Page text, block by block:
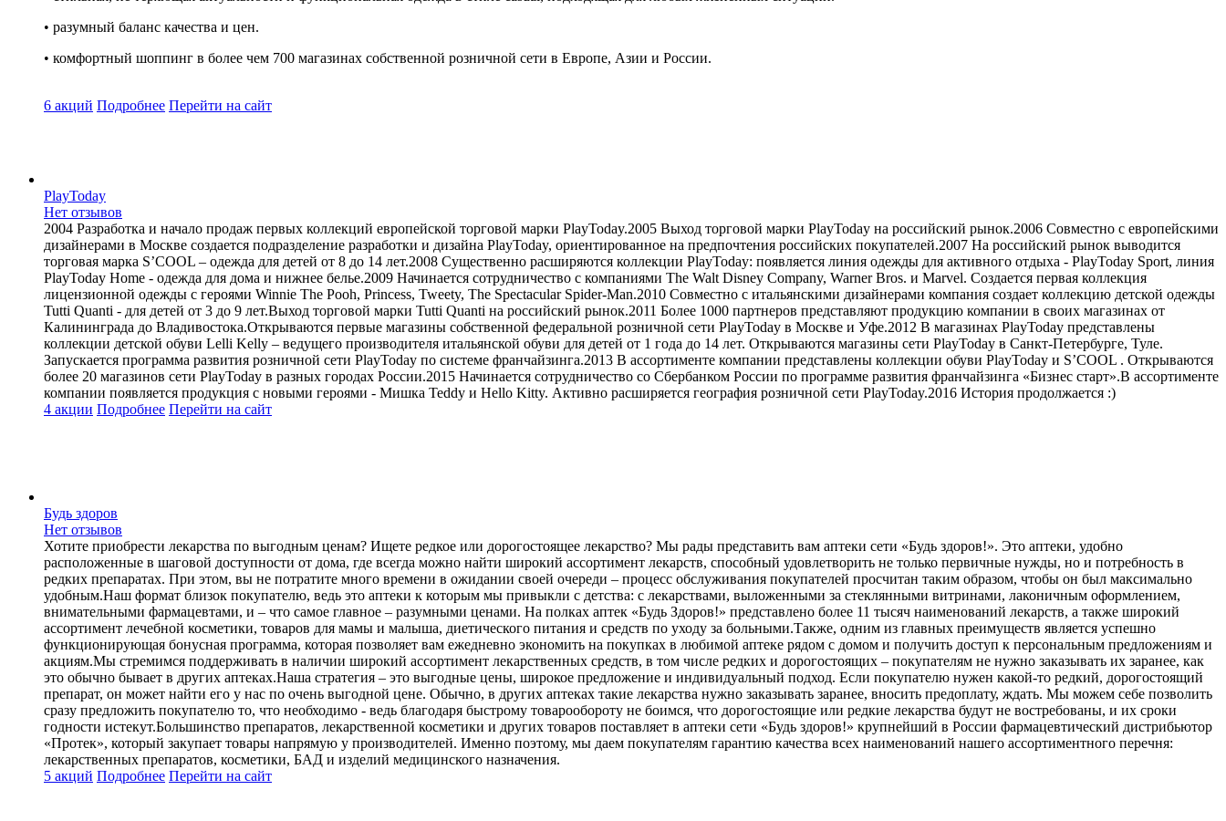
• разумный баланс качества и цен.
• комфортный шоппинг в более чем 700 магазинах собственной розничной сети в Европе, Азии и России.
6 акций Подробнее Перейти на сайт
PlayToday
Нет отзывов
2004 Разработка и начало продаж первых коллекций европейской торговой марки PlayToday.2005 Выход торговой марки PlayToday на российский рынок.2006 Совместно с европейскими
дизайнерами в Москве cоздается подразделение разработки и дизайна PlayToday, ориентированное на предпочтения российских покупателей.2007 На российский рынок выводится
торговая марка S’COOL – одежда для детей от 8 до 14 лет.2008 Существенно расширяются коллекции PlayToday: появляется линия одежды для активного отдыха - PlayToday Sport, линия
PlayToday Home - одежда для дома и нижнее белье.2009 Начинается сотрудничество с компаниями The Walt Disney Company, Warner Bros. и Marvel. Создается первая коллекция
лицензионной одежды с героями Winnie The Pooh, Princess, Tweety, The Spectacular Spider-Man.2010 Совместно с итальянскими дизайнерами компания создает коллекцию детской одежды
Tutti Quanti - для детей от 3 до 9 лет.Выход торговой марки Tutti Quanti на российский рынок.2011 Более 1000 партнеров представляют продукцию компании в своих магазинах от
Калининграда до Владивостока.Открываются первые магазины собственной федеральной розничной сети PlayToday в Москве и Уфе.2012 В магазинах PlayToday представлены
коллекции детской обуви Lelli Kelly – ведущего производителя итальянской обуви для детей от 1 года до 14 лет. Открываются магазины сети PlayToday в Санкт-Петербурге, Туле.
Запускается программа развития розничной сети PlayToday по системе франчайзинга.2013 В ассортименте компании представлены коллекции обуви PlayToday и S’COOL . Открываются
более 20 магазинов сети PlayToday в разных городах России.2015 Начинается сотрудничество со Сбербанком России по программе развития франчайзинга «Бизнес старт».В ассортименте
компании появляется продукция с новыми героями - Мишка Teddy и Hello Kitty. Активно расширяется география розничной сети PlayToday.2016 История продолжается :)
4 акции Подробнее Перейти на сайт
Будь здоров
Нет отзывов
Хотите приобрести лекарства по выгодным ценам? Ищете редкое или дорогостоящее лекарство? Мы рады представить вам аптеки сети «Будь здоров!». Это аптеки, удобно
расположенные в шаговой доступности от дома, где всегда можно найти широкий ассортимент лекарств, способный удовлетворить не только первичные нужды, но и потребность в
редких препаратах. При этом, вы не потратите много времени в ожидании своей очереди – процесс обслуживания покупателей просчитан таким образом, чтобы он был максимально
удобным.Наш формат близок покупателю, ведь это аптеки к которым мы привыкли с детства: с лекарствами, выложенными за стеклянными витринами, лаконичным оформлением,
внимательными фармацевтами, и – что самое главное – разумными ценами. На полках аптек «Будь Здоров!» представлено более 11 тысяч наименований лекарств, а также широкий
ассортимент лечебной косметики, товаров для мамы и малыша, диетического питания и средств по уходу за больными.Также, одним из главных преимуществ является успешно
функционирующая бонусная программа, которая позволяет вам ежедневно экономить на покупках в любимой аптеке рядом с домом и получить доступ к персональным предложениям и
акциям.Мы стремимся поддерживать в наличии широкий ассортимент лекарственных средств, в том числе редких и дорогостоящих – покупателям не нужно заказывать их заранее, как
это обычно бывает в других аптеках.Наша стратегия – это выгодные цены, широкое предложение и индивидуальный подход. Если покупателю нужен какой-то редкий, дорогостоящий
препарат, он может найти его у нас по очень выгодной цене. Обычно, в других аптеках такие лекарства нужно заказывать заранее, вносить предоплату, ждать. Мы можем себе позволить
сразу предложить покупателю то, что необходимо - ведь благодаря быстрому товарообороту не боимся, что дорогостоящие или редкие лекарства будут не востребованы, и их сроки
годности истекут.Большинство препаратов, лекарственной косметики и других товаров поставляет в аптеки сети «Будь здоров!» крупнейший в России фармацевтический дистрибьютор
«Протек», который закупает товары напрямую у производителей. Именно поэтому, мы даем покупателям гарантию качества всех наименований нашего ассортиментного перечня:
лекарственных препаратов, косметики, БАД и изделий медицинского назначения.
5 акций Подробнее Перейти на сайт